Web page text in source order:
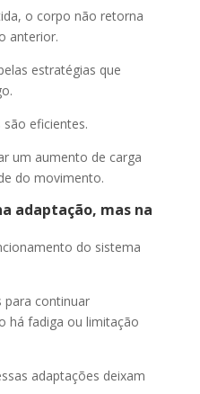
o corpo não retorna
anterior.
estratégias que
eficientes.
um aumento de carga
do movimento.
adaptação, mas na
do sistema
para continuar
há fadiga ou limitação
adaptações deixam